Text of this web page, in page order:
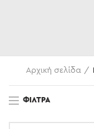
Αρχική σελίδα
ΦΊΛΤΡΑ